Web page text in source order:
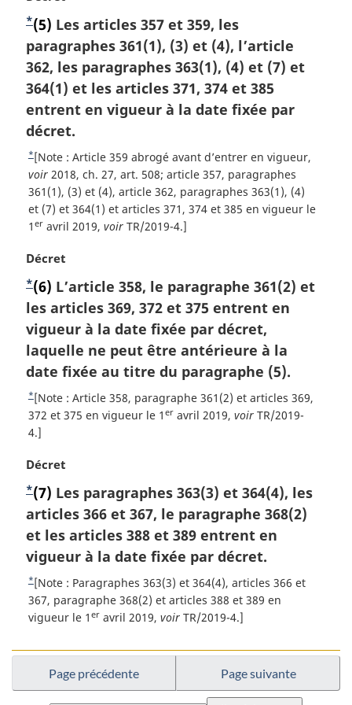
b
s
d
e
p
a
g
e
r
e
n
c
e
d
e
l
n
t
d
b
a
s
e
p
a
g
e
i
n
a
l
e
:
e
b
a
s
d
e
p
a
g
e
o
u
r
à
l
r
é
f
é
r
e
n
e
d
e
l
a
n
o
t
e
d
e
a
s
d
e
p
a
e
o
t
e
m
a
r
g
i
n
a
l
e
:
N
o
t
e
d
e
b
a
s
d
e
p
a
g
e
*(5) Les articles 357 et 359, les
paragraphes 361(1), (3) et (4), l’article
362, les paragraphes 363(1), (4) et (7) et
364(1) et les articles 371, 374 et 385
entrent en vigueur à la date fixée par
décret.
R
e
t
o
u
à
l
a
r
é
f
é
r
e
n
c
d
e
a
n
o
t
e
d
e
a
d
*[Note : Article 359 abrogé avant d’entrer en vigueur,
voir2018, ch. 27, art. 508; article 357, paragraphes
361(1), (3) et (4), article 362, paragraphes 363(1), (4)
et (7) et 364(1) et articles 371, 374 et 385 en vigueur le
1 eravril 2019, voirTR/2019-4.]
N
o
t
e
m
a
g
i
n
a
e
:
Décret
N
o
t
e
d
e
b
a
s
e
p
a
g
e
*(6) L’article 358, le paragraphe 361(2) et
les articles 369, 372 et 375 entrent en
vigueur à la date fixée par décret,
laquelle ne peut être antérieure à la
date fixée au titre du paragraphe (5).
R
e
t
u
r
à
l
a
r
f
é
r
n
e
*[Note : Article 358, paragraphe 361(2) et articles 369,
372 et 375 en vigueur le 1 eravril 2019, voirTR/2019-
4.]
N
o
t
e
m
a
g
i
n
l
:
Décret
N
o
t
e
d
e
b
*(7) Les paragraphes 363(3) et 364(4), les
articles 366 et 367, le paragraphe 368(2)
et les articles 388 et 389 entrent en
vigueur à la date fixée par décret.
R
e
t
u
à
*[Note : Paragraphes 363(3) et 364(4), articles 366 et
367, paragraphe 368(2) et articles 388 et 389 en
vigueur le 1 eravril 2019, voirTR/2019-4.]
Page précédente Page suivante